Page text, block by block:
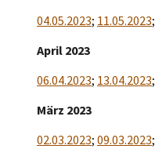
04.05.2023; 11.05.2023;
April 2023
06.04.2023; 13.04.2023;
März 2023
02.03.2023; 09.03.2023;